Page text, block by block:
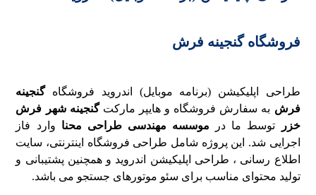
فروشگاه گنجینه فرش
طراحی اپلیکیشن (برنامه موبایل) اندروید فروشگاهگنجینه
فرش به سفارش فروشگاه و هایپر مارکتگنجینه شهر فرش
خزر
توسط ما در موسسه مهندسی طراحی محنا وارد فاز
اجرایی شد. این پروژه شامل طراحی فروشگاه اینترنتی، سایت
اطلاع رسانی ، طراحی اپلیکیشن اندروید و همچنین پشتیبانی و
تولید محتوای مناسب برای سئو موتورهای جستجو می باشد.